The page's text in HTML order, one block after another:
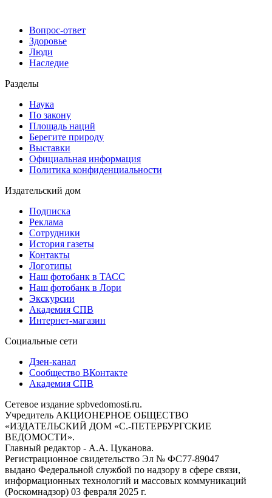
Вопрос-ответ
Здоровье
Люди
Наследие
Разделы
Наука
По закону
Площадь наций
Берегите природу
Выставки
Официальная информация
Политика конфиденциальности
Издательский дом
Подписка
Реклама
Сотрудники
История газеты
Контакты
Логотипы
Наш фотобанк в ТАСС
Наш фотобанк в Лори
Экскурсии
Академия СПВ
Интернет-магазин
Социальные сети
Дзен-канал
Сообщество ВКонтакте
Академия СПВ
Сетевое издание spbvedomosti.ru.
Учредитель АКЦИОНЕРНОЕ ОБЩЕСТВО
«ИЗДАТЕЛЬСКИЙ ДОМ «С.-ПЕТЕРБУРГСКИЕ
ВЕДОМОСТИ».
Главный редактор - А.А. Цуканова.
Регистрационное свидетельство Эл № ФС77-89047
выдано Федеральной службой по надзору в сфере связи,
информационных технологий и массовых коммуникаций
(Роскомнадзор) 03 февраля 2025 г.